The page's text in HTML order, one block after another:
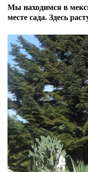
Мы находимся в
месте сада. Здесь